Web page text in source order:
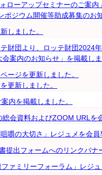
ローアップセミナーのご案
ポジウム開催等助成募集のお
しました。
テ財団より、ロッテ財団2024
案内のお知らせ」を掲載し
ージを更新しました。
更新しました。
内を掲載しました。
会資料およびZOOM URLを
咀嚼の大切さ」レジュメを会
提出フォームへのリンクバナ
ファミリーフォーラム」レジ